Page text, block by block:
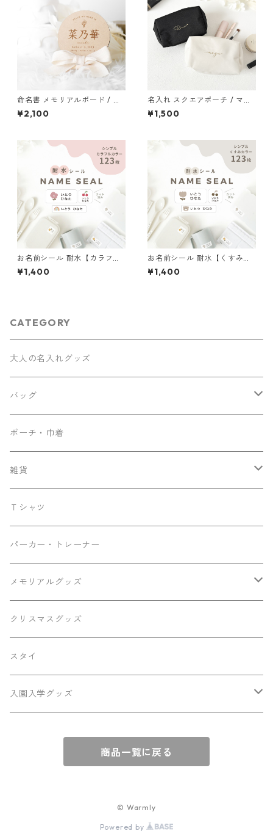
命名書 メモリアルボード / 漢
字 丸型 命名書 丸 おしゃれ バ
ースプレート 出生ボード 出産
¥2,100
名入れ スクエアポーチ / マル
チポーチ コスメポーチ 化粧ポ
ーチ 名前入り
¥1,500
お名前シール 耐水【カラフル
カラー】 漢字対応 選べるアイ
コン カット済み A5×2枚 兄弟
¥1,400
お名前シール 耐水【くすみカ
ラー】 漢字対応 選べるアイコ
ン カット済み A5×2枚 兄弟姉
¥1,400
CATEGORY
大人の名入れグッズ
バッグ
ナップサック
サコッシュ
トート
マザーズバッグ
ポーチ・巾着
雑貨
ティッシュケース
Ｔシャツ
パーカー・トレーナー
メモリアルグッズ
メモリアルボード
キーホルダー
ひなまつり
クリスマスグッズ
スタイ
入園入学グッズ
巾着・バッグなど
商品一覧に戻る
© Warmly
Powered by